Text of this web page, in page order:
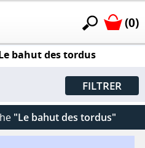
(0)
bahut des tordus
FILTRER
"Le bahut des tordus"